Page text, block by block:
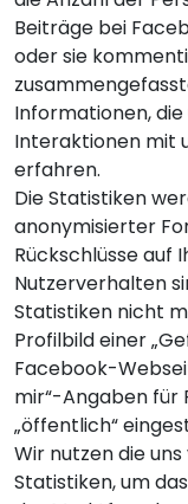
Beiträge bei
oder sie
Informationen,
Interaktionen mit
erfahren.
Die Statistiken
anonymisierter
Rückschlüsse auf
Nutzerverhalten
Statistiken nicht
Profilbild einer
Facebook-
mir“-Angaben für
„öffentlich“
Wir nutzen die
Statistiken, um